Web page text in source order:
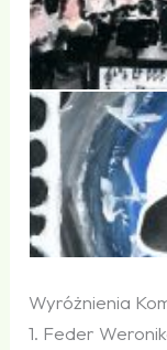
Wyróżnienia
1. Feder